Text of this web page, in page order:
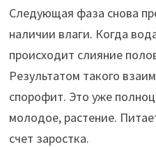
Следующая фаза снова
наличии влаги. Когда
происходит слияние
Результатом такого
спорофит. Это уже
молодое, растение.
счет заростка.